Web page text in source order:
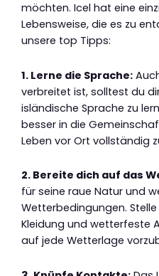
möchten. Icel hat eine
Lebensweise, die es zu
unsere top Tipps:
1. Lerne die Sprache:
verbreitet ist, solltest du
isländische Sprache zu
besser in die
Leben vor Ort vollständig
2. Bereite dich auf das
für seine raue Natur und
Wetterbedingungen.
Kleidung und wetterfeste
auf jede Wetterlage